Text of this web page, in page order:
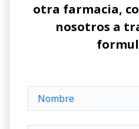
otra farmacia,
nosotros a